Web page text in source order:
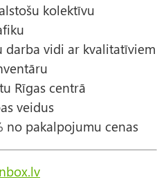
kolektīvu
darba vidi ar kvalitatīviem
Rīgas centrā
veidus
no pakalpojumu cenas